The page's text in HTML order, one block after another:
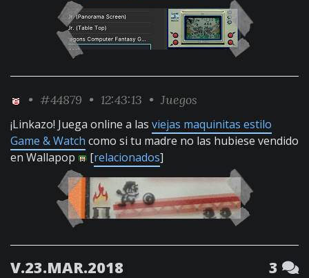
• #44879 • 12:43:13 • Juegos
¡Linkazo! Juega online a las viejas maquinitas estilo
Game & Watch como si tu madre no las hubiese vendido
en Wallapop
[relacionados]
V.23.MAR.2018 3